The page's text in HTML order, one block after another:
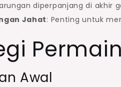
diperpanjang di akhir
Jahat: Penting untuk
Awal